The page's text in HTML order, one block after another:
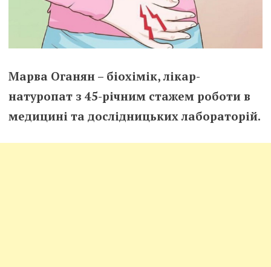
Марва Оганян – біохімік, лікар-
натуропат з 45-річним стажем роботи в
медицині та дослідницьких лабораторій.